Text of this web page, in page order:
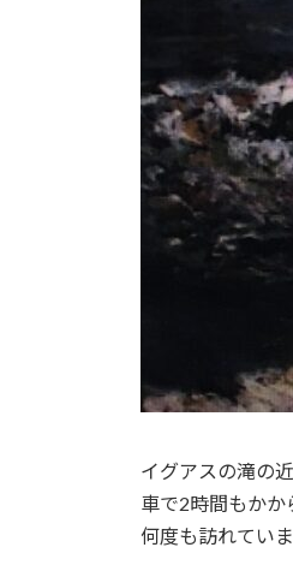
イグアスの滝の
車で2時間もかか
何度も訪れていま